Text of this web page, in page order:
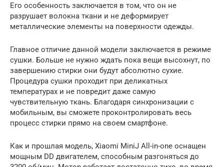
Его особенность заключается в том, что он не
разрушает волокна ткани и не деформирует
металлические элементы на поверхности одежды.
Главное отличие данной модели заключается в режиме
сушки. Больше не нужно ждать пока вещи высохнут, по
завершению стирки они будут абсолютно сухие.
Процедура сушки проходит при деликатных
температурах и не повредит даже самую
чувствительную ткань. Благодаря синхронизации с
мобильным, вы сможете проконтролировать весь
процесс стирки прямо на своем смартфоне.
Как и прошлая модель, Xiaomi MiniJ All-in-one оснащен
мощным DD двигателем, способным разгоняться до